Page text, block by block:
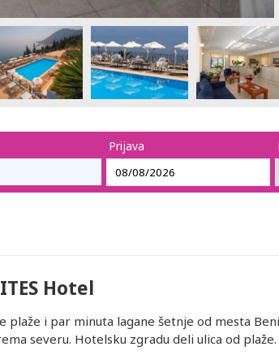
Prijava
Hotel
plaže i par minuta lagane šetnje od mesta
severu. Hotelsku zgradu deli ulica od plaže.